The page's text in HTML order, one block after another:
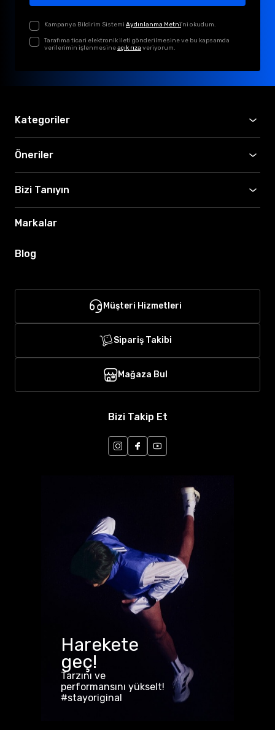
Kampanya Bildirim Sistemi Aydınlanma Metni'ni okudum.
Tarafıma ticari elektronik ileti gönderilmesine ve bu kapsamda
verilerimin işlenmesineaçık rıza veriyorum.
Kategoriler
Öneriler
Bizi Tanıyın
Markalar
Blog
Müşteri Hizmetleri
Sipariş Takibi
Mağaza Bul
Bizi Takip Et
Harekete
geç!
Tarzını ve
performansını yükselt!
#stayoriginal